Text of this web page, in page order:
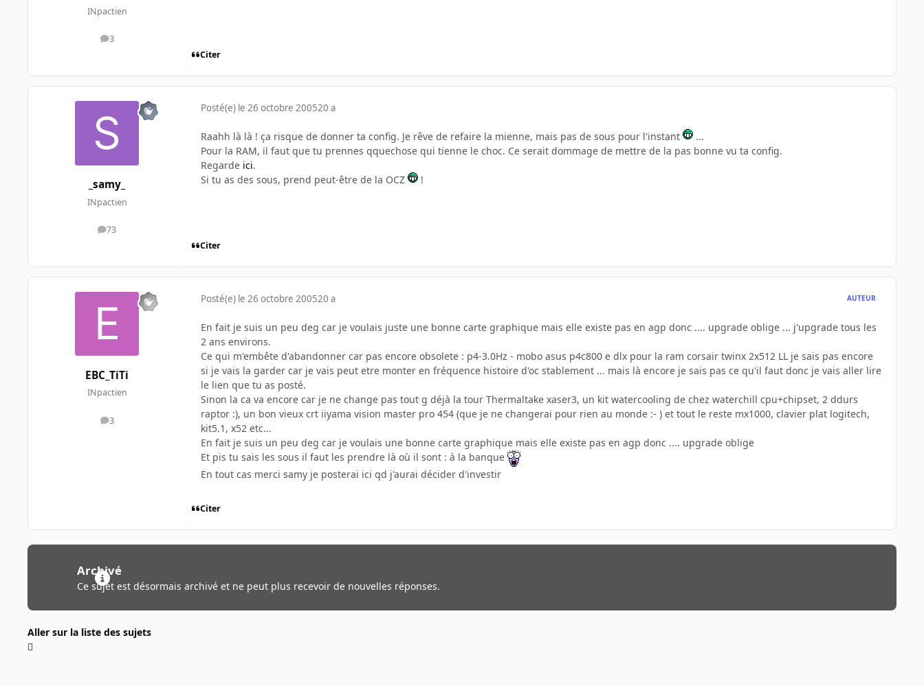
INpactien
3
messages
Citer
_samy_
INpactien
73
messages
Posté(e) le 26 octobre 200520 a
Raahh là là ! ça risque de donner ta config. Je rêve de refaire la mienne, mais pas de sous pour l'instant
...
Pour la RAM, il faut que tu prennes qquechose qui tienne le choc. Ce serait dommage de mettre de la pas bonne vu ta config.
Regarde ici.
Si tu as des sous, prend peut-être de la OCZ
!
Citer
EBC_TiTi
INpactien
3
messages
Posté(e) le 26 octobre 200520 a AUTEUR
En fait je suis un peu deg car je voulais juste une bonne carte graphique mais elle existe pas en agp donc .... upgrade oblige ... j'upgrade tous les
2 ans environs.
Ce qui m'embête d'abandonner car pas encore obsolete : p4-3.0Hz - mobo asus p4c800 e dlx pour la ram corsair twinx 2x512 LL je sais pas encore
si je vais la garder car je vais peut etre monter en fréquence histoire d'oc stablement ... mais là encore je sais pas ce qu'il faut donc je vais aller lire
le lien que tu as posté.
Sinon la ca va encore car je ne change pas tout g déjà la tour Thermaltake xaser3, un kit watercooling de chez waterchill cpu+chipset, 2 ddurs
raptor :), un bon vieux crt iiyama vision master pro 454 (que je ne changerai pour rien au monde :- ) et tout le reste mx1000, clavier plat logitech,
kit5.1, x52 etc...
En fait je suis un peu deg car je voulais une bonne carte graphique mais elle existe pas en agp donc .... upgrade oblige
Et pis tu sais les sous il faut les prendre là où il sont : à la banque
En tout cas merci samy je posterai ici qd j'aurai décider d'investir
Citer
Archivé
Ce sujet est désormais archivé et ne peut plus recevoir de nouvelles réponses.
Aller sur la liste des sujets